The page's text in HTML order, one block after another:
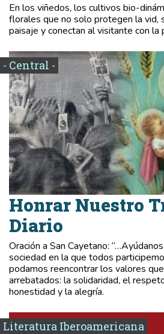
En los viñedos, los cultivos bio-
florales que no solo protegen la vid,
paisaje y conectan al visitante con la
- Central -
Honrar Nuestro
Diario
Oración a San Cayetano:
sociedad en la que todos
podamos reencontrar los valores
arrebatados: la solidaridad, el
honestidad y la alegría.
Literatura Iberoamericana